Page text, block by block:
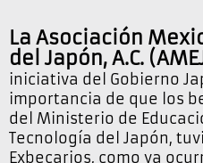
La Asociación
del Japón, A.C.
iniciativa del Gobierno
importancia de que los
del Ministerio de
Tecnología del Japón,
Exbecarios, como ya